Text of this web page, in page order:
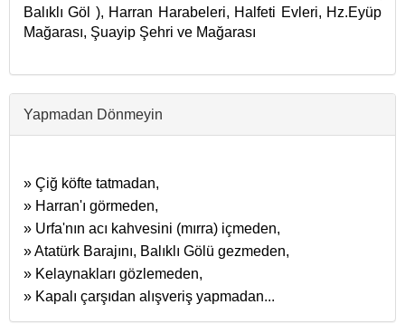
Balıklı Göl ), Harran Harabeleri, Halfeti Evleri, Hz.Eyüp
Mağarası, Şuayip Şehri ve Mağarası
Yapmadan Dönmeyin
» Çiğ köfte tatmadan,
» Harran'ı görmeden,
» Urfa'nın acı kahvesini (mırra) içmeden,
» Atatürk Barajını, Balıklı Gölü gezmeden,
» Kelaynakları gözlemeden,
» Kapalı çarşıdan alışveriş yapmadan...